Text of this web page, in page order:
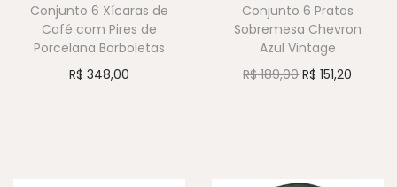
Conjunto 6 Xícaras de
Café com Pires de
Porcelana Borboletas
R$ 348,00
Conjunto 6 Pratos
Sobremesa Chevron
Azul Vintage
R$189,00 R$ 151,20